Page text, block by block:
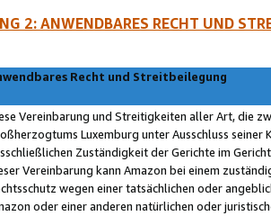
2: ANWENDBARES RECHT UND
Recht und Streitbeilegung
Vereinbarung und Streitigkeiten aller Art, die
Luxemburg unter Ausschluss
Zuständigkeit der Gerichte im
Vereinbarung kann Amazon bei einem
wegen einer tatsächlichen oder
oder einer anderen natürlichen oder